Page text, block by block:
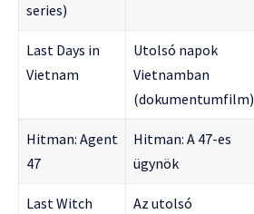
series)
Last Days in
Vietnam
Utolsó napok
Vietnamban
(dokumentumfilm)
Hitman: Agent
47
Hitman: A 47-es
ügynök
Last Witch
Az utolsó